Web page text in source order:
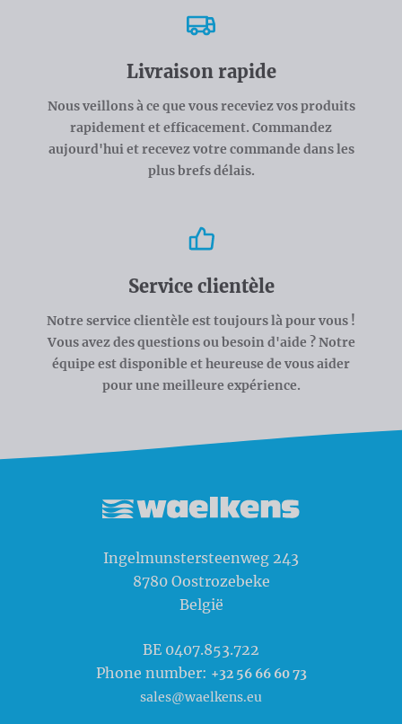
Livraison rapide
Nous veillons à ce que vous receviez vos produits
rapidement et efficacement. Commandez
aujourd'hui et recevez votre commande dans les
plus brefs délais.
Service clientèle
Notre service clientèle est toujours là pour vous !
Vous avez des questions ou besoin d'aide ? Notre
équipe est disponible et heureuse de vous aider
pour une meilleure expérience.
Ingelmunstersteenweg 243
8780 Oostrozebeke
België
BE 0407.853.722
Phone number: +32 56 66 60 73
sales@waelkens.eu